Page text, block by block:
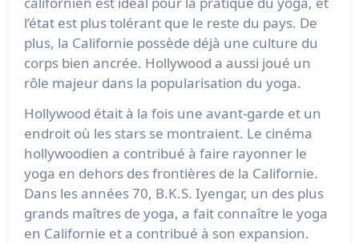
l’état est plus tolérant que le reste du pays. De
plus, la Californie possède déjà une culture du
corps bien ancrée. Hollywood a aussi joué un
rôle majeur dans la popularisation du yoga.
Hollywood était à la fois une avant-garde et un
endroit où les stars se montraient. Le cinéma
hollywoodien a contribué à faire rayonner le
yoga en dehors des frontières de la Californie.
Dans les années 70, B.K.S. Iyengar, un des plus
grands maîtres de yoga, a fait connaître le yoga
en Californie et a contribué à son expansion.